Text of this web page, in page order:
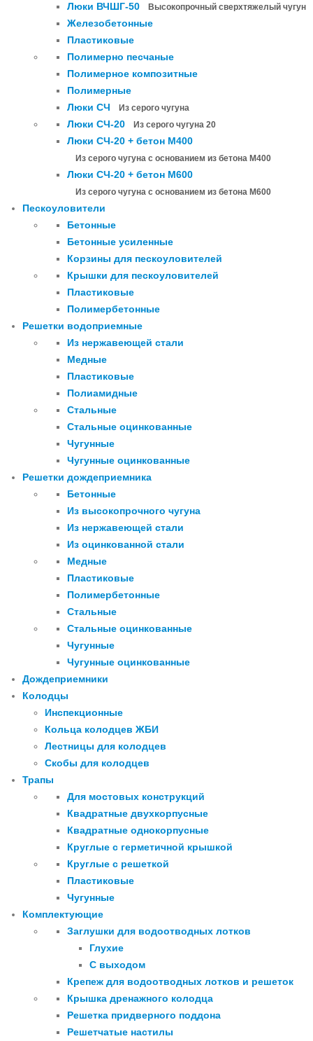
Люки ВЧШГ-50 Высокопрочный сверхтяжелый чугун
Железобетонные
Пластиковые
Полимерно песчаные
Полимерное композитные
Полимерные
Люки СЧ
Из серого чугуна
Люки СЧ-20 Из серого чугуна 20
Люки СЧ-20 + бетон М400
Из серого чугуна с основанием из бетона М400
Люки СЧ-20 + бетон М600
Из серого чугуна с основанием из бетона М600
Пескоуловители
Бетонные
Бетонные усиленные
Корзины для пескоуловителей
Крышки для пескоуловителей
Пластиковые
Полимербетонные
Решетки водоприемные
Из нержавеющей стали
Медные
Пластиковые
Полиамидные
Стальные
Стальные оцинкованные
Чугунные
Чугунные оцинкованные
Решетки дождеприемника
Бетонные
Из высокопрочного чугуна
Из нержавеющей стали
Из оцинкованной стали
Медные
Пластиковые
Полимербетонные
Стальные
Стальные оцинкованные
Чугунные
Чугунные оцинкованные
Дождеприемники
Колодцы
Инспекционные
Кольца колодцев ЖБИ
Лестницы для колодцев
Скобы для колодцев
Трапы
Для мостовых конструкций
Квадратные двухкорпусные
Квадратные однокорпусные
Круглые с герметичной крышкой
Круглые с решеткой
Пластиковые
Чугунные
Комплектующие
Заглушки для водоотводных лотков
Глухие
С выходом
Крепеж для водоотводных лотков и решеток
Крышка дренажного колодца
Решетка придверного поддона
Решетчатые настилы